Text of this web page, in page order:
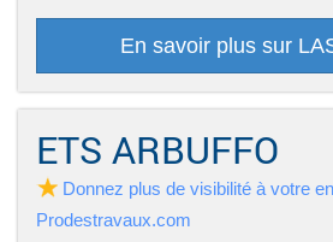
En savoir plus sur
ETS ARBUFFO
Donnez plus de visibilité à votre
Prodestravaux.com